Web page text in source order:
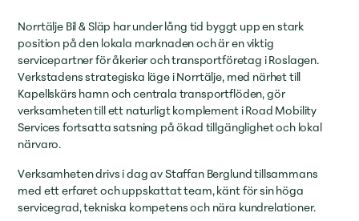
Norrtälje Bil & Släp har under lång tid byggt upp en stark
position på den lokala marknaden och är en viktig
servicepartner för åkerier och transportföretag i Roslagen.
Verkstadens strategiska läge i Norrtälje, med närhet till
Kapellskärs hamn och centrala transportflöden, gör
verksamheten till ett naturligt komplement i Road Mobility
Services fortsatta satsning på ökad tillgänglighet och lokal
närvaro.
Verksamheten drivs i dag av Staffan Berglund tillsammans
med ett erfaret och uppskattat team, känt för sin höga
servicegrad, tekniska kompetens och nära kundrelationer.